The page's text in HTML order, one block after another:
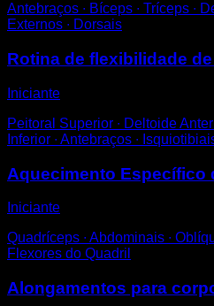
Antebraços ∙ Bíceps ∙ Tríceps ∙
Externos ∙ Dorsais
Rotina de flexibilidade
Iniciante
Peitoral Superior ∙ Deltoide
Inferior ∙ Antebraços ∙
Aquecimento Específico
Iniciante
Quadríceps ∙ Abdominais ∙
Flexores do Quadril
Alongamentos para